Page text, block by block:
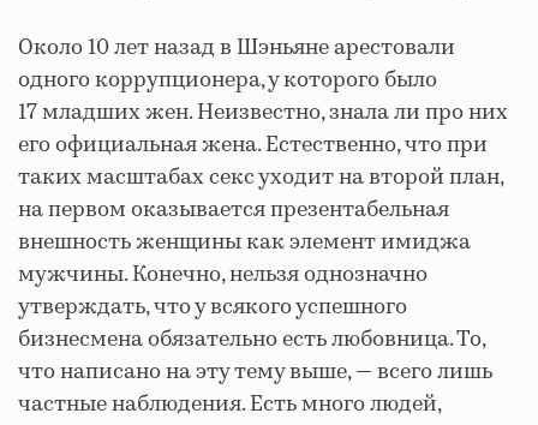
Около 10 лет назад в Шэньяне арестовали
одного коррупционера, у которого было
17 младших жен. Неизвестно, знала ли про них
его официальная жена. Естественно, что при
таких масштабах секс уходит на второй план,
на первом оказывается презентабельная
внешность женщины как элемент имиджа
мужчины. Конечно, нельзя однозначно
утверждать, что у всякого успешного
бизнесмена обязательно есть любовница. То,
что написано на эту тему выше, — всего лишь
частные наблюдения. Есть много людей,